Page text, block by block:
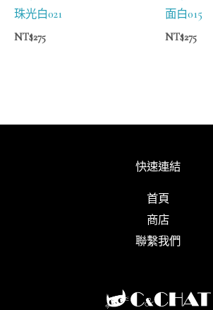
珠光白021
NT$275
面白015
NT$275
快速連結
首頁
商店
聯繫我們